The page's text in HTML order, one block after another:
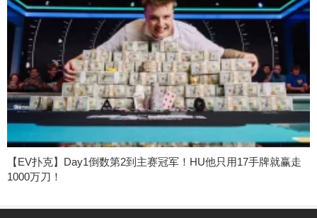
【EV扑克】Day1倒数第2到主赛冠军！HU他只用17手牌就赢走
1000万刀！